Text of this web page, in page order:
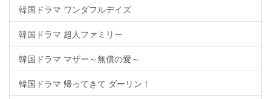
韓国ドラマ ワンダフルデイズ
韓国ドラマ 超人ファミリー
韓国ドラマ マザー～無償の愛～
韓国ドラマ 帰ってきて ダーリン！